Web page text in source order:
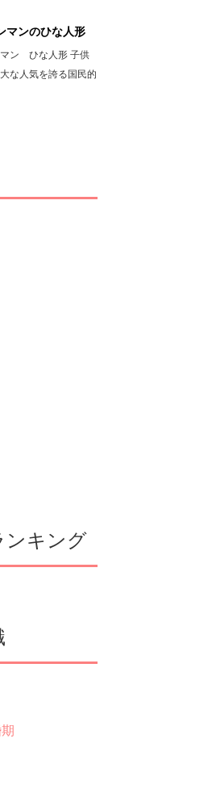
マンのひな人形
マン ひな人形 子供
な人気を誇る国民的
ンキング